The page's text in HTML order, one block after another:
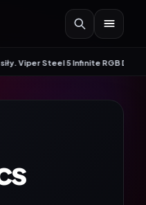
Steel 5 Infinite RGB DDR5 ROG